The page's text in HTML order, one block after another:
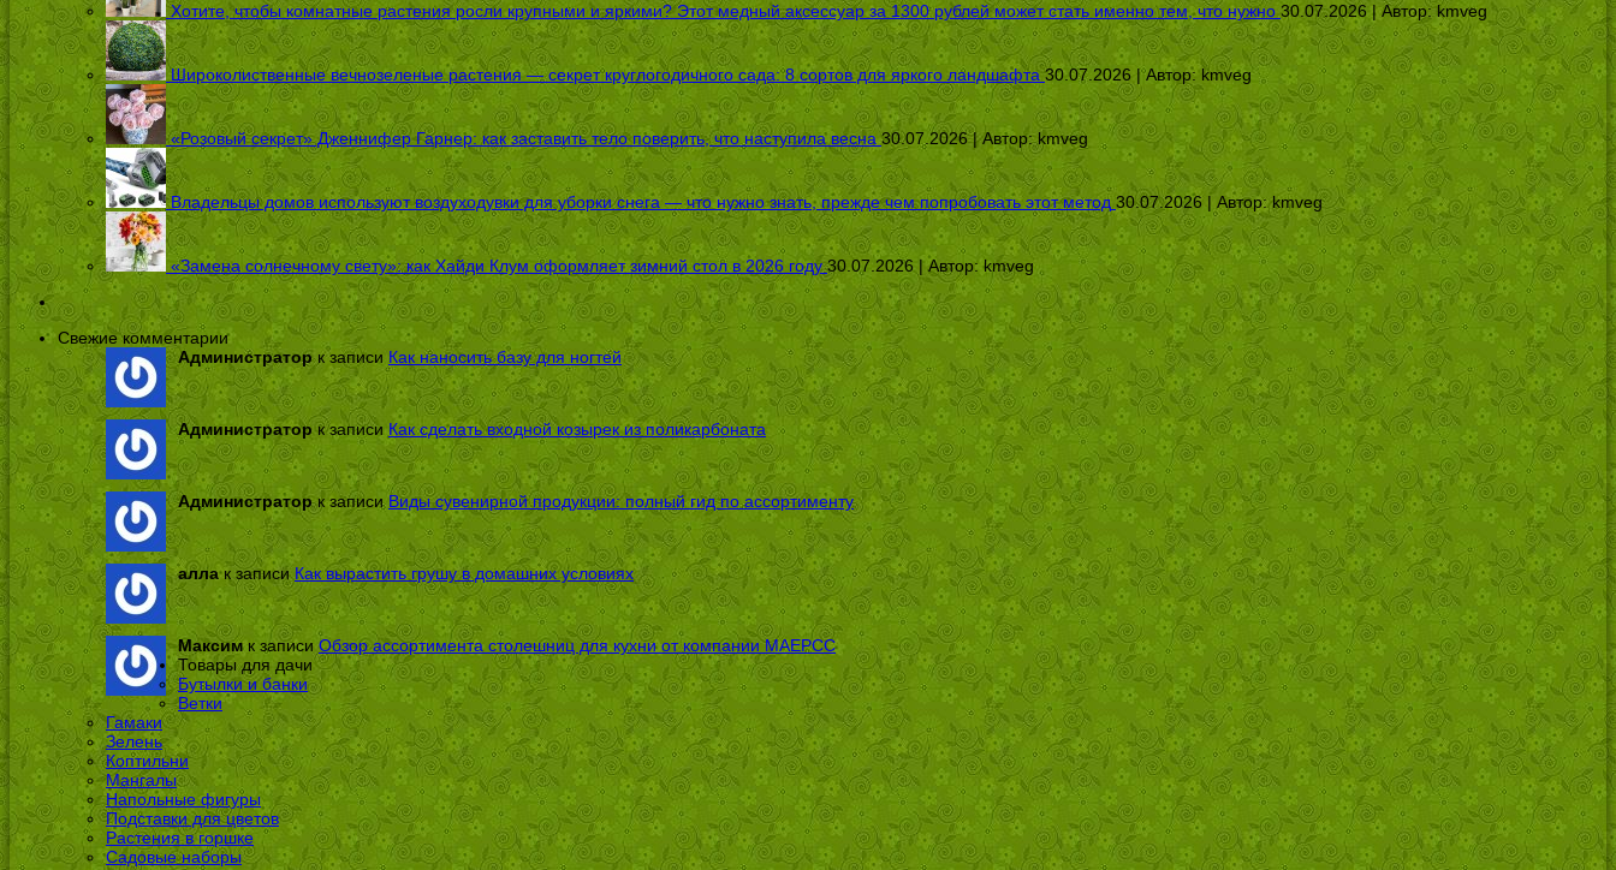
Хотите, чтобы комнатные растения росли крупными и яркими? Этот медный аксессуар за 1300 рублей может стать именно тем, что нужно 30.07.2026 | Автор:kmveg
Широколиственные вечнозеленые растения — секрет круглогодичного сада: 8 сортов для яркого ландшафта 30.07.2026 | Автор:kmveg
«Розовый секрет» Дженнифер Гарнер: как заставить тело поверить, что наступила весна 30.07.2026 | Автор:kmveg
Владельцы домов используют воздуходувки для уборки снега — что нужно знать, прежде чем попробовать этот метод 30.07.2026 | Автор:kmveg
«Замена солнечному свету»: как Хайди Клум оформляет зимний стол в 2026 году 30.07.2026 | Автор: kmveg
Свежие комментарии
Администраторк записи Как наносить базу для ногтей
Администраторк записиКак сделать входной козырек из поликарбоната
Администраторк записиВиды сувенирной продукции: полный гид по ассортименту
аллак записиКак вырастить грушу в домашних условиях
Максимк записи Обзор ассортимента столешниц для кухни от компании МАЕРСС
Товары для дачи
Бутылки и банки
Ветки
Гамаки
Зелень
Коптильни
Мангалы
Напольные фигуры
Подставки для цветов
Растения в горшке
Садовые наборы